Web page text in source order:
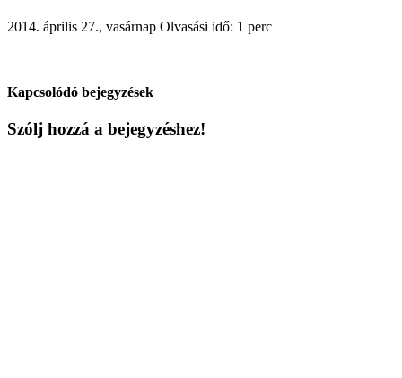
2014. április 27., vasárnap Olvasási idő: 1 perc
Kapcsolódó bejegyzések
Szólj hozzá a bejegyzéshez!